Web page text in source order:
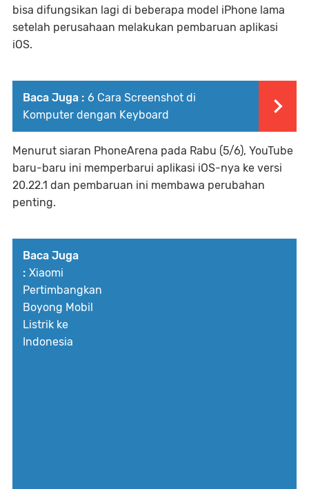
bisa difungsikan lagi di beberapa model iPhone lama
setelah perusahaan melakukan pembaruan aplikasi
iOS.
Baca Juga : 6 Cara Screenshot di
Komputer dengan Keyboard
Menurut siaran PhoneArena pada Rabu (5/6), YouTube
baru-baru ini memperbarui aplikasi iOS-nya ke versi
20.22.1 dan pembaruan ini membawa perubahan
penting.
Baca Juga
: Xiaomi
Pertimbangkan
Boyong Mobil
Listrik ke
Indonesia